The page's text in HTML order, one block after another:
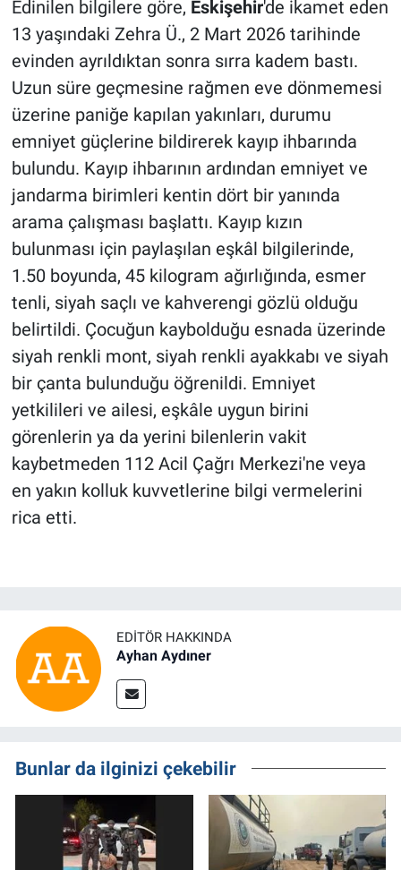
Edinilen bilgilere göre, Eskişehir'de ikamet eden
13 yaşındaki Zehra Ü., 2 Mart 2026 tarihinde
evinden ayrıldıktan sonra sırra kadem bastı.
Uzun süre geçmesine rağmen eve dönmemesi
üzerine paniğe kapılan yakınları, durumu
emniyet güçlerine bildirerek kayıp ihbarında
bulundu. Kayıp ihbarının ardından emniyet ve
jandarma birimleri kentin dört bir yanında
arama çalışması başlattı. Kayıp kızın
bulunması için paylaşılan eşkâl bilgilerinde,
1.50 boyunda, 45 kilogram ağırlığında, esmer
tenli, siyah saçlı ve kahverengi gözlü olduğu
belirtildi. Çocuğun kaybolduğu esnada üzerinde
siyah renkli mont, siyah renkli ayakkabı ve siyah
bir çanta bulunduğu öğrenildi. Emniyet
yetkilileri ve ailesi, eşkâle uygun birini
görenlerin ya da yerini bilenlerin vakit
kaybetmeden 112 Acil Çağrı Merkezi'ne veya
en yakın kolluk kuvvetlerine bilgi vermelerini
rica etti.
EDITÖR HAKKINDA
Ayhan Aydıner
Bunlar da ilginizi çekebilir